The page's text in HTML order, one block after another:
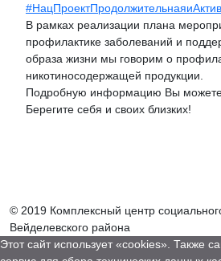
В рамках реализации плана
профилактике заболеваний и
образа жизни мы говорим о
никотиносодержащей продукции.
Подробную информацию Вы можете
Берегите себя и своих близких!
© 2019 Комплексный центр
Вейделевского района
Этот сайт использует «cookies». Также